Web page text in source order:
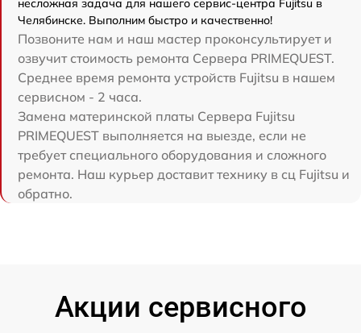
несложная задача для нашего сервис-центра Fujitsu в
Челябинске. Выполним быстро и качественно!
Позвоните нам и наш мастер проконсультирует и
озвучит стоимость ремонта Сервера PRIMEQUEST.
Среднее время ремонта устройств Fujitsu в нашем
сервисном - 2 часа.
Замена материнской платы Сервера Fujitsu
PRIMEQUEST выполняется на выезде, если не
требует специального оборудования и сложного
ремонта. Наш курьер доставит технику в сц Fujitsu и
обратно.
Акции сервисного